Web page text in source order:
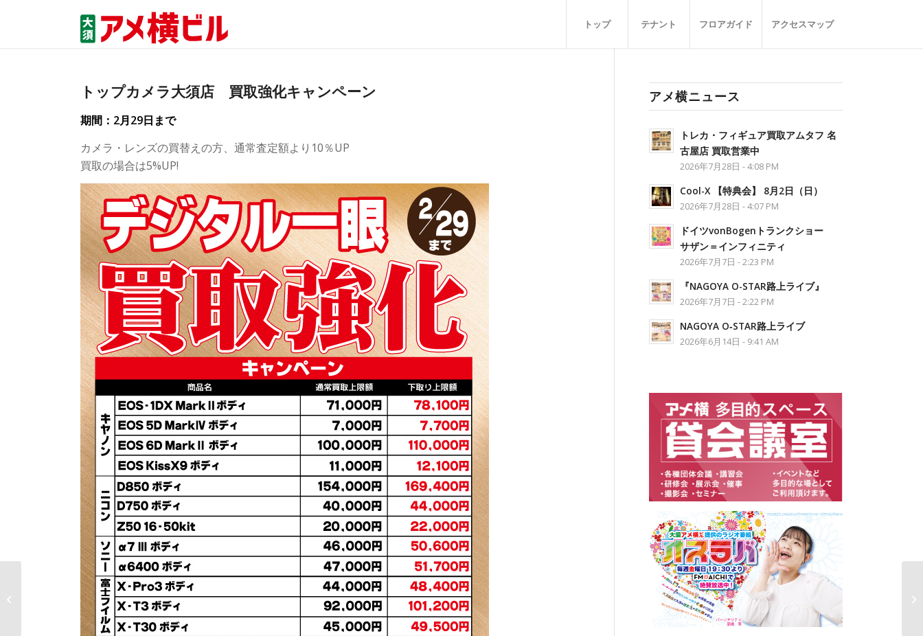
トップ テナント フロアガイド アクセスマップ
トップカメラ大須店 買取強化キャンペーン
期間：2月29日まで
カメラ・レンズの買替えの方、通常査定額より10％UP
買取の場合は5%UP!
アメ横ニュース
トレカ・フィギュア買取アムタフ 名
古屋店 買取営業中
2026年7月28日 - 4:08 PM
Cool-X 【特典会】 8月2日（日）
2026年7月28日 - 4:07 PM
ドイツvonBogenトランクショー
サザン＝インフィニティ
2026年7月7日 - 2:23 PM
『NAGOYA O-STAR路上ライブ』
2026年7月7日 - 2:22 PM
NAGOYA O‐STAR路上ライブ
2026年6月14日 - 9:41 AM
トップカメラ大須店
交換レンズ買取強化キ